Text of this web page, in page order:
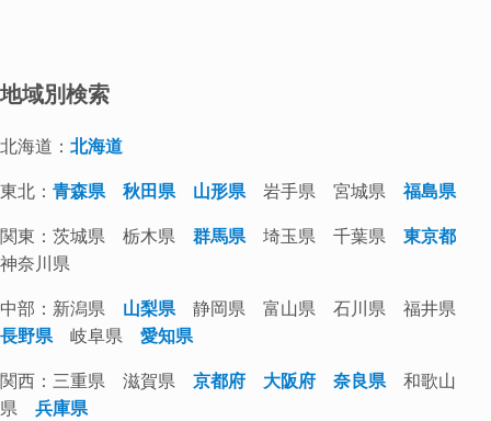
地域別検索
北海道：北海道
東北：青森県 秋田県 山形県岩手県 宮城県福島県
関東：茨城県 栃木県群馬県埼玉県 千葉県東京都
神奈川県
中部：新潟県 山梨県静岡県 富山県 石川県 福井県
長野県岐阜県愛知県
関西：三重県 滋賀県京都府 大阪府 奈良県和歌山
県兵庫県